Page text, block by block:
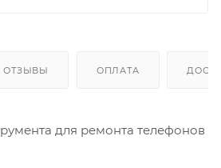
ОТЗЫВЫ ОПЛАТА
для ремонта телефонов